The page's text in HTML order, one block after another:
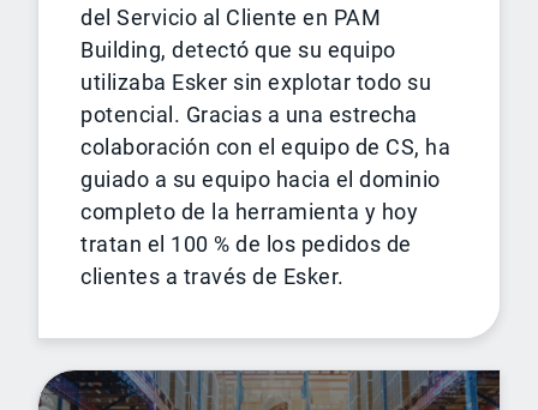
del Servicio al Cliente en PAM
Building, detectó que su equipo
utilizaba Esker sin explotar todo su
potencial. Gracias a una estrecha
colaboración con el equipo de CS, ha
guiado a su equipo hacia el dominio
completo de la herramienta y hoy
tratan el 100 % de los pedidos de
clientes a través de Esker.